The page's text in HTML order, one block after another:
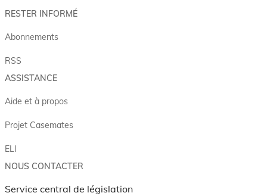
RESTER INFORMÉ
Abonnements
RSS
ASSISTANCE
Aide et à propos
Projet Casemates
ELI
NOUS CONTACTER
Service central de législation